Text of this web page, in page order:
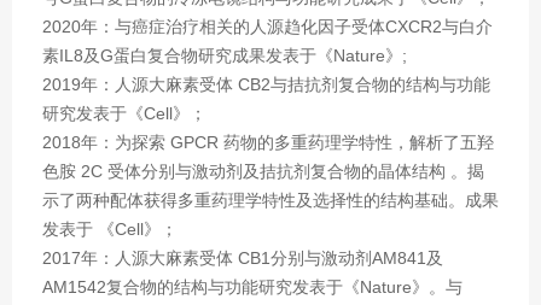
2020年：与癌症治疗相关的人源趋化因子受体CXCR2与白介
素IL8及G蛋白复合物研究成果发表于《Nature》;
2019年：人源大麻素受体 CB2与拮抗剂复合物的结构与功能
研究发表于《Cell》；
2018年：为探索 GPCR 药物的多重药理学特性，解析了五羟
色胺 2C 受体分别与激动剂及拮抗剂复合物的晶体结构 。揭
示了两种配体获得多重药理学特性及选择性的结构基础。成果
发表于 《Cell》；
2017年：人源大麻素受体 CB1分别与激动剂AM841及
AM1542复合物的结构与功能研究发表于《Nature》。与